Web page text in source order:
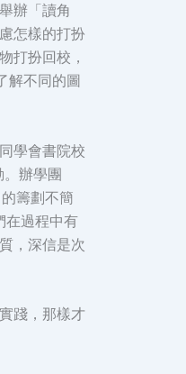
辦「讀角
怎樣的打扮
打扮回校，
解不同的圖
學會書院校
辦學團
籌劃不簡
在過程中有
，深信是次
踐，那樣才